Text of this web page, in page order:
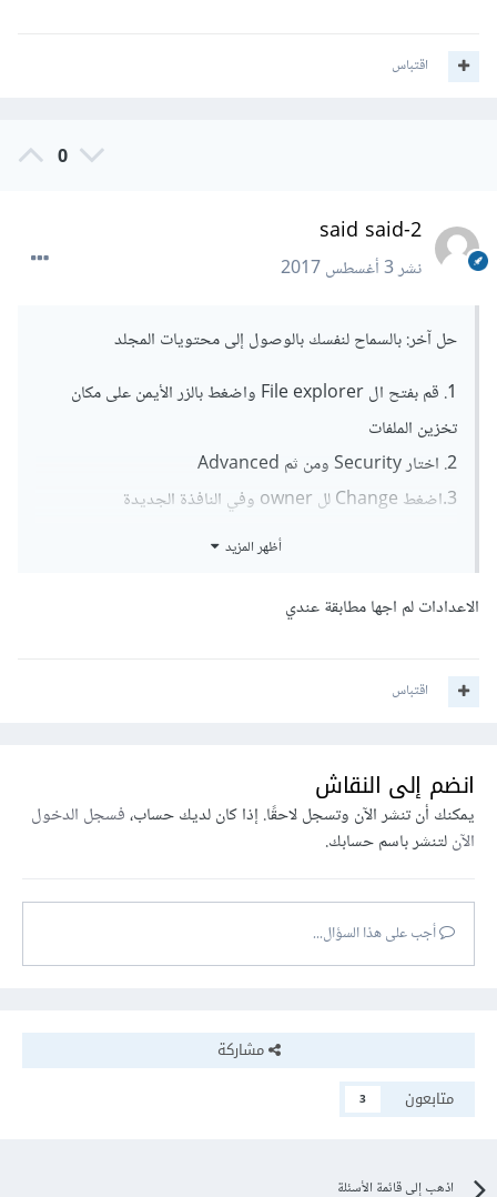
اقتباس
0
said said-2
نشر3 أغسطس 2017
حل آخر: بالسماح لنفسك بالوصول إلى محتويات المجلد
1. قم بفتح ال File explorer واضغط بالزر الأيمن على مكان
تخزين الملفات
2. اختار Security ومن ثم Advanced
3.اضغط Change لل owner وفي النافذة الجديدة
أظهر المزيد
الاعدادات لم اجها مطابقة عندي
اقتباس
انضم إلى النقاش
يمكنك أن تنشر الآن وتسجل لاحقًا. إذا كان لديك حساب،فسجل الدخول
الآنلتنشر باسم حسابك.
أجب على هذا السؤال...
مشاركة
متابعون
3
اذهب إلى قائمة الأسئلة